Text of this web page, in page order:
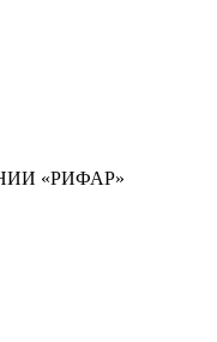
«РИФАР»